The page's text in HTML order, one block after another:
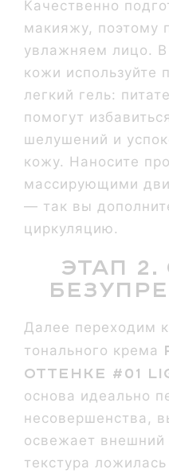
Качественно
макияжу, поэтому
увлажняем лицо. В
кожи используйте
легкий гель:
помогут
шелушений и
кожу. Наносите
массирующими
— так вы
циркуляцию.
Этап
Далее переходим
тонального крема
оттенке #01
основа идеально
несовершенства,
освежает
текстура